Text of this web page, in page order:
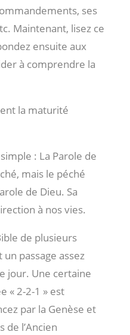
ses
Maintenant, lisez ce
ensuite aux
à comprendre la
la maturité
: La Parole de
mais le péché
de Dieu. Sa
à nos vies.
de plusieurs
passage assez
jour. Une certaine
« 2-2-1 » est
par la Genèse et
de l’Ancien